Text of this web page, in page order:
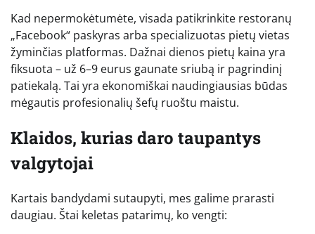
Kad nepermokėtumėte, visada patikrinkite restoranų
„Facebook“ paskyras arba specializuotas pietų vietas
žyminčias platformas. Dažnai dienos pietų kaina yra
fiksuota – už 6–9 eurus gaunate sriubą ir pagrindinį
patiekalą. Tai yra ekonomiškai naudingiausias būdas
mėgautis profesionalių šefų ruoštu maistu.
Klaidos, kurias daro taupantys
valgytojai
Kartais bandydami sutaupyti, mes galime prarasti
daugiau. Štai keletas patarimų, ko vengti: